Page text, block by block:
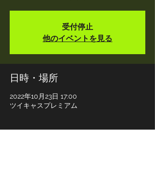
受付停止
他のイベントを見る
日時・場所
2022年10月23日 17:00
ツイキャスプレミアム